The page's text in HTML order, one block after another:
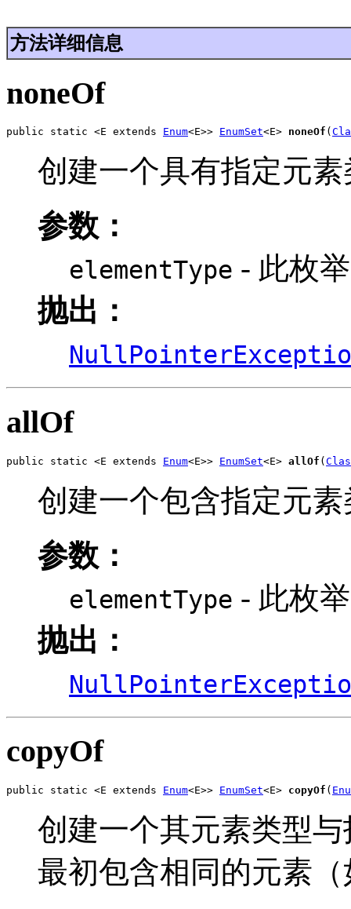
方法详细信息
noneOf
public static <E extends Enum<E>> EnumSet<E> noneOf (
创建一个具有指定元
参数：
elementType - 此枚
抛出：
allOf
public static <E extends Enum<E>> EnumSet<E> allOf (
创建一个包含指定元
参数：
elementType - 此枚
抛出：
copyOf
public static <E extends Enum<E>> EnumSet<E> copyOf (
创建一个其元素类型与
最初包含相同的元素